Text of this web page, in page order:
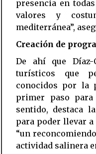
presencia en
valores y
mediterránea”,
Creación de
De ahí que Díaz-
turísticos que
conocidos por la
primer paso para
sentido, destaca
para poder llevar
“un
actividad salinera